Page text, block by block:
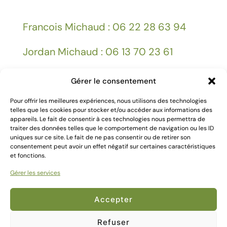
Gérer le consentement
Pour offrir les meilleures expériences, nous utilisons des technologies
telles que les cookies pour stocker et/ou accéder aux informations des
appareils. Le fait de consentir à ces technologies nous permettra de
traiter des données telles que le comportement de navigation ou les ID
uniques sur ce site. Le fait de ne pas consentir ou de retirer son
consentement peut avoir un effet négatif sur certaines caractéristiques
et fonctions.
Gérer les services
Accepter
Refuser
Francois Michaud : 06 22 28 63 94
Jordan Michaud : 06 13 70 23 61
Mentions légales